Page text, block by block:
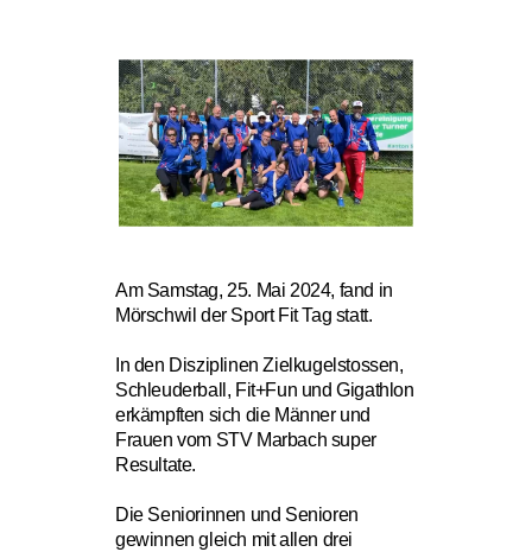
Am Samstag, 25. Mai 2024, fand in
Mörschwil der Sport Fit Tag statt.
In den Disziplinen Zielkugelstossen,
Schleuderball, Fit+Fun und Gigathlon
erkämpften sich die Männer und
Frauen vom STV Marbach super
Resultate.
Die Seniorinnen und Senioren
gewinnen gleich mit allen drei